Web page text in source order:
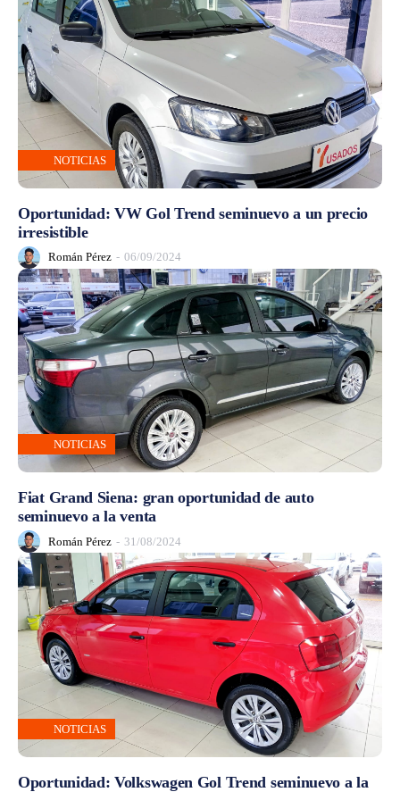
NOTICIAS
Oportunidad: VW Gol Trend seminuevo a un precio
irresistible
Román Pérez - 06/09/2024
NOTICIAS
Fiat Grand Siena: gran oportunidad de auto
seminuevo a la venta
Román Pérez - 31/08/2024
NOTICIAS
Oportunidad: Volkswagen Gol Trend seminuevo a la